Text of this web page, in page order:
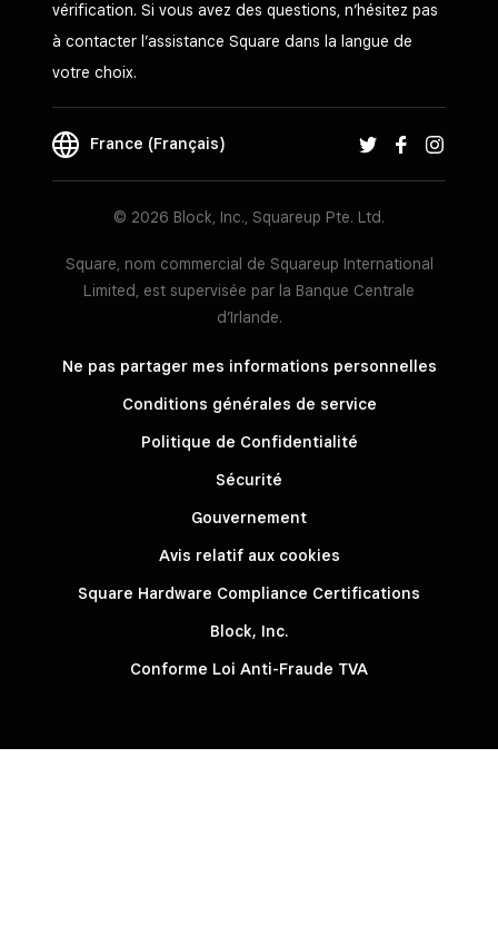
vérification. Si vous avez des questions, n’hésitez pas
à contacter l’assistance Square dans la langue de
votre choix.
France (Français)
© 2026 Block, Inc., Squareup Pte. Ltd.
Square, nom commercial de Squareup International
Limited, est supervisée par la Banque Centrale
d’Irlande.
Ne pas partager mes informations personnelles
Conditions générales de service
Politique de Confidentialité
Sécurité
Gouvernement
Avis relatif aux cookies
Square Hardware Compliance Certifications
Block, Inc.
Conforme Loi Anti-Fraude TVA